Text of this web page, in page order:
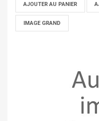
AJOUTER AU PANIER
IMAGE GRAND